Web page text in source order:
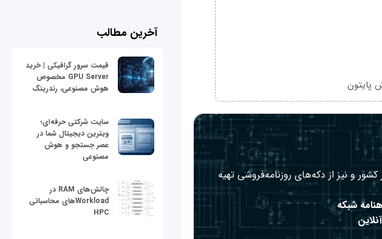
پایتون
و نیز از دکه‌های روزنامه‌فروشی تهیه
شبکه
آخرین مطالب
قیمت سرور گرافیکی | خرید
GPU Server مخصوص
هوش مصنوعی، رندرینگ
سایت شرکتی حرفه‌ای؛
ویترین دیجیتال شما در
عصر جستجو و هوش
مصنوعی
چالش‌های RAM در
Workloadهای محاسباتی
HPC